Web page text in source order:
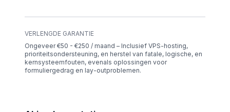
VERLENGDE GARANTIE
Ongeveer €50 - €250 / maand – Inclusief VPS-hosting,
prioriteitsondersteuning, en herstel van fatale, logische, en
kernsysteemfouten, evenals oplossingen voor
formuliergedrag en lay-outproblemen.